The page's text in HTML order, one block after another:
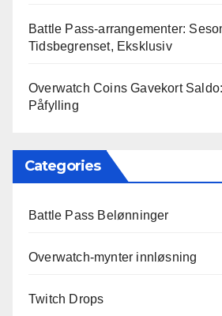
Battle Pass-arrangementer:
Tidsbegrenset, Eksklusiv
Overwatch Coins Gavekort
Påfylling
Categories
Battle Pass Belønninger
Overwatch-mynter innløsning
Twitch Drops